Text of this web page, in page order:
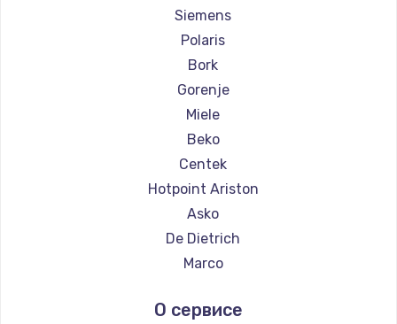
Ремонт кофемашин Nivona
Ремонт кофемашин Astoria
Ремонт кофемашин JVC
Ремонт кофемашин Ariston
Ремонт кофемашин Grundig
Ремонт кофемашин ROCKET MOZZAFIATO
Ремонт кофемашин Vivitek
Ремонт кофемашин Thomson
Ремонт кофемашин Hisense
Ремонт кофемашин DELTA
Ремонт кофемашин Tefal
Ремонт кофемашин RED solution
Siemens
Polaris
Bork
Gorenje
Miele
Beko
Centek
Hotpoint Ariston
Asko
De Dietrich
Marco
Jura
О сервисе